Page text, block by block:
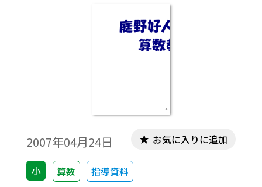
2007年04月24日
小 算数 指導資料
お気に入りに追加